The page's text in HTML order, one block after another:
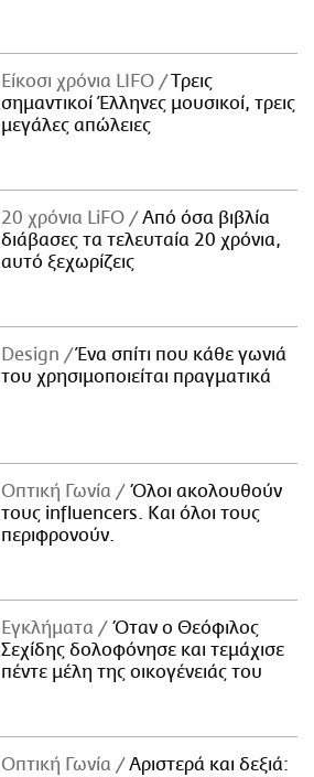
Είκοσι χρόνια LIFO
Tρεις
σημαντικοί Έλληνες μουσικοί, τρεις
μεγάλες απώλειες
20 χρόνια LiFO
Από όσα βιβλία
διάβασες τα τελευταία 20 χρόνια,
αυτό ξεχωρίζεις
Design
Ένα σπίτι που κάθε γωνιά
του χρησιμοποιείται πραγματικά
Οπτική Γωνία
Όλοι ακολουθούν
τους influencers. Και όλοι τους
περιφρονούν.
Εγκλήματα
Όταν ο Θεόφιλος
Σεχίδης δολοφόνησε και τεμάχισε
πέντε μέλη της οικογένειάς του
Οπτική Γωνία
Αριστερά και δεξιά: